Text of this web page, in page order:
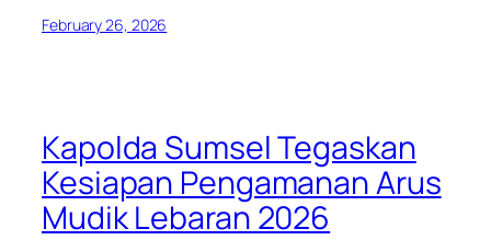
February 26, 2026
Kapolda Sumsel Tegaskan
Kesiapan Pengamanan Arus
Mudik Lebaran 2026